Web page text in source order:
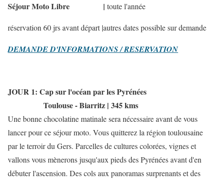
Séjour MotoLibre | toute l'année
réservation 60 jrs avant départ |autres dates possible sur demande
DEMANDE D'INFORMATIONS / RESERVATION
JOUR 1: Cap sur l'océan par les Pyrénées
Toulouse - Biarritz | 345 kms
Une bonne chocolatine matinale sera nécessaire avant de vous
lancer pour ce séjour moto. Vous quitterez la région toulousaine
par le terroir du Gers. Parcelles de cultures colorées, vignes et
vallons vous mènerons jusqu'aux pieds des Pyrénées avant d'en
débuter l'ascension. Des cols aux panoramas surprenants et des